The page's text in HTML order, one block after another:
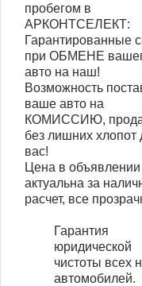
пробегом в
АРКОНТСЕЛЕКТ:
Гарантированные
при ОБМЕНЕ
авто на наш!
Возможность
ваше авто на
КОМИССИЮ,
без лишних хлопот
вас!
Цена в объявлении
актуальна за
расчет, все
Гарантия
юридической
чистоты всех
автомобилей.